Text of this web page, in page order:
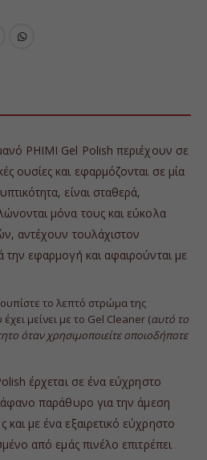
PHIMI Gel Polish περιέχουν σε
ουσίες και εφαρμόζονται σε μία
είναι σταθερά,
μόνα τους και εύκολα
αντέχουν τουλάχιστον
την εφαρμογή και αφαιρούνται με
το λεπτό στρώμα της
μείνει με το Gel Cleaner (αυτό το
όταν χρησιμοποιείτε οποιοδήποτε
έρχεται σε ένα εύχρηστο
παράθυρο για την άμεση
με ένα εξαιρετικό εύχρηστο
από εμάς πινέλο επιτρέπει